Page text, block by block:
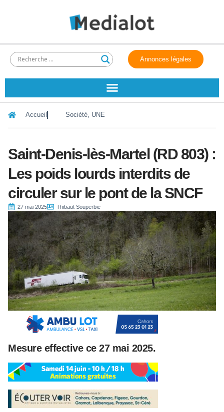
Annonces légales
Accueil Société, UNE
Saint-Denis-lès-Martel (RD 803) :
Les poids lourds interdits de
circuler sur le pont de la SNCF
27 mai 2025 Thibaut Souperbie
Mesure effective ce 27 mai 2025.